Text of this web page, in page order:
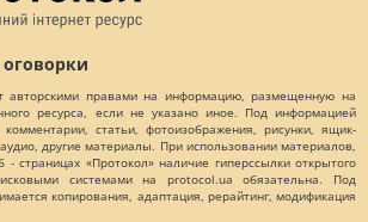
авторскими правами на информацию, размещенную на
ресурса, если не указано иное. Под информацией
статьи, фотоизображения, рисунки, ящик-
другие материалы. При использовании материалов,
страницах «Протокол» наличие гиперссылки открытого
системами на protocol.ua обязательна. Под
копирования, адаптация, рерайтинг, модификация